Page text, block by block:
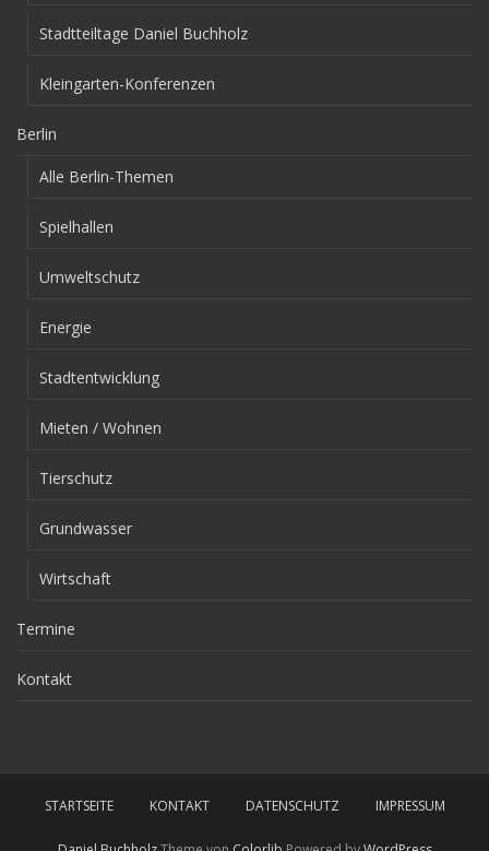
Stadtteiltage Daniel Buchholz
Kleingarten-Konferenzen
Berlin
Alle Berlin-Themen
Spielhallen
Umweltschutz
Energie
Stadtentwicklung
Mieten / Wohnen
Tierschutz
Grundwasser
Wirtschaft
Termine
Kontakt
STARTSEITE KONTAKT DATENSCHUTZ IMPRESSUM